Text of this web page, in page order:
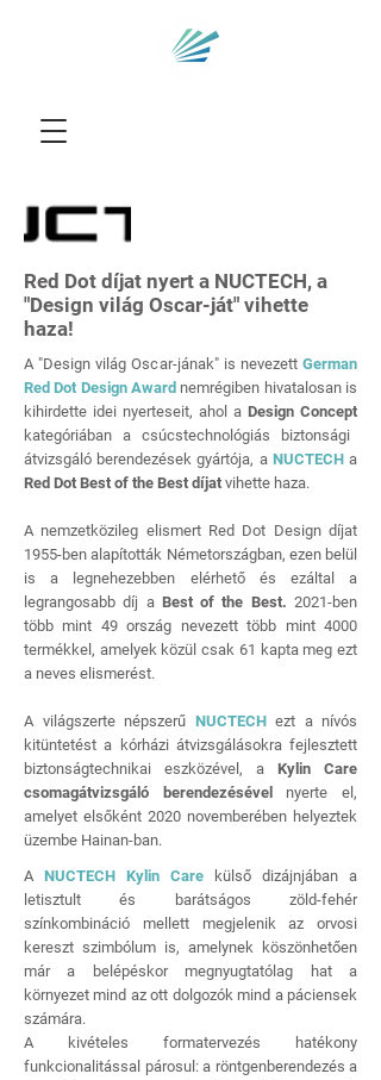
Red Dot díjat nyert a NUCTECH, a
"Design világ Oscar-ját" vihette
haza!
A "Design világ Oscar-jának" is nevezett German
Red Dot Design Award nemrégiben hivatalosan is
kihirdette idei nyerteseit, ahol a Design Concept
kategóriában a csúcstechnológiás biztonsági
átvizsgáló berendezések gyártója, a NUCTECHa
Red Dot Best of the Best díjat vihette haza.
A nemzetközileg elismert Red Dot Design díjat
1955-ben alapították Németországban, ezen belül
is a legnehezebben elérhető és ezáltal a
legrangosabb díj a Best of the Best. 2021-ben
több mint 49 ország nevezett több mint 4000
termékkel, amelyek közül csak 61 kapta meg ezt
a neves elismerést.
A világszerte népszerű NUCTECHezt a nívós
kitüntetést a kórházi átvizsgálásokra fejlesztett
biztonságtechnikai eszközével, a Kylin Care
csomagátvizsgáló berendezésével
nyerte el,
amelyet elsőként 2020 novemberében helyeztek
üzembe Hainan-ban.
A NUCTECH Kylin Care külső dizájnjában a
letisztult és barátságos zöld-fehér
színkombináció mellett megjelenik az orvosi
kereszt szimbólum is, amelynek köszönhetően
már a belépéskor megnyugtatólag hat a
környezet mind az ott dolgozók mind a páciensek
számára.
A kivételes formatervezés hatékony
funkcionalitással párosul: a röntgenberendezés a